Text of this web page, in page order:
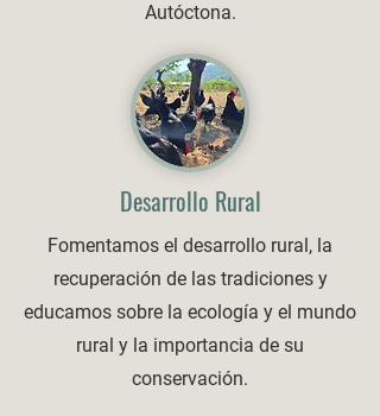
Autóctona.
Desarrollo Rural
Fomentamos el desarrollo rural, la
recuperación de las tradiciones y
educamos sobre la ecología y el mundo
rural y la importancia de su
conservación.